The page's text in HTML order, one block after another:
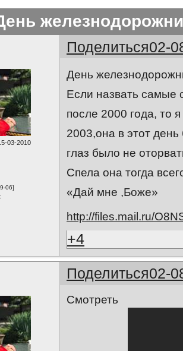
Поделиться02-
03-2010
06]
День
Если назвать
после 2000 года, то
2003,она в этот
глаз было не
Спела она тогда
«Дай мне ,Боже»
http://files.mail.ru/
+4
Поделиться02-
Смотреть